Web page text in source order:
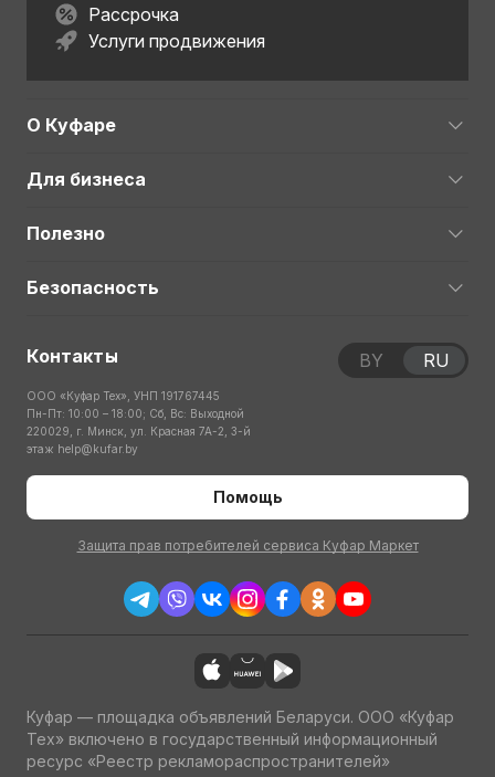
Рассрочка
Услуги продвижения
О Куфаре
Для бизнеса
Полезно
Безопасность
Контакты
ООО «Куфар Тех», УНП 191767445
Пн-Пт: 10:00 – 18:00; Сб, Вс: Выходной
220029, г. Минск, ул. Красная 7А-2, 3-й
этаж help@kufar.by
Помощь
Защита прав потребителей сервиса Куфар Маркет
BY RU
Куфар — площадка объявлений Беларуси. ООО «Куфар
Тех» включено в государственный информационный
ресурс «Реестр рекламораспространителей»